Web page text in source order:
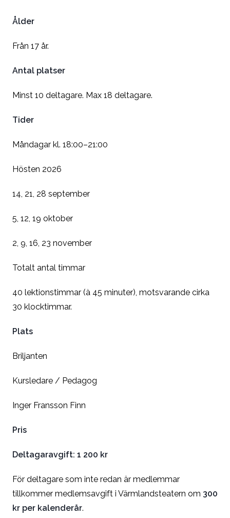
Ålder
Från 17 år.
Antal platser
Minst 10 deltagare. Max 18 deltagare.
Tider
Måndagar kl. 18:00–21:00
Hösten 2026
14, 21, 28 september
5, 12, 19 oktober
2, 9, 16, 23 november
Totalt antal timmar
40 lektionstimmar (à 45 minuter), motsvarande cirka
30 klocktimmar.
Plats
Briljanten
Kursledare / Pedagog
Inger Fransson Finn
Pris
Deltagaravgift: 1 200 kr
För deltagare som inte redan är medlemmar
tillkommer medlemsavgift i Värmlandsteatern om 300
kr per kalenderår.